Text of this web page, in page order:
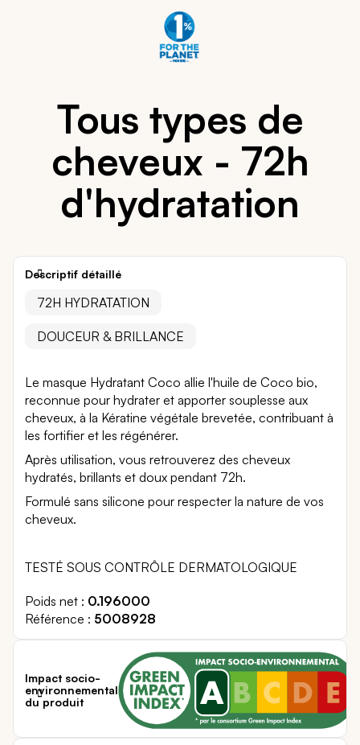
Tous types de
cheveux - 72h
d'hydratation
Descriptif détaillé
72H HYDRATATION
DOUCEUR & BRILLANCE
Le masque Hydratant Coco allie l'huile de Coco bio,
reconnue pour hydrater et apporter souplesse aux
cheveux, à la Kératine végétale brevetée, contribuant à
les fortifier et les régénérer.
Après utilisation, vous retrouverez des cheveux
hydratés, brillants et doux pendant 72h.
Formulé sans silicone pour respecter la nature de vos
cheveux.
TESTÉ SOUS CONTRÔLE DERMATOLOGIQUE
Poids net
0.196000
Référence
5008928
Impact socio-
environnemental
du produit